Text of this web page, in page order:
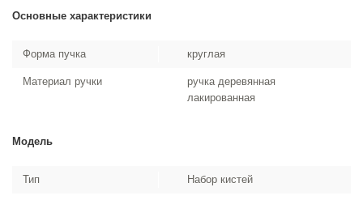
Основные характеристики
Форма пучка круглая
Материал ручки
ручка деревянная
лакированная
Модель
Тип Набор кистей